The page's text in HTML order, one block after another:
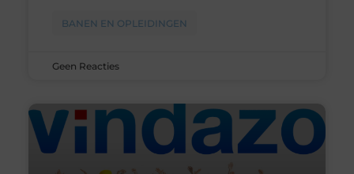
BANEN EN OPLEIDINGEN
Geen Reacties